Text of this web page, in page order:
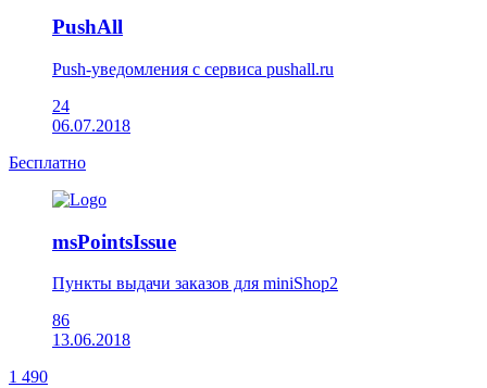
PushAll
Push-уведомления с сервиса pushall.ru
24
06.07.2018
Бесплатно
msPointsIssue
Пункты выдачи заказов для miniShop2
86
13.06.2018
1 490